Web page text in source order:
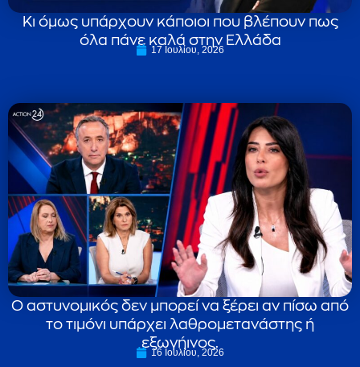
Κι όμως υπάρχουν κάποιοι που βλέπουν πως
όλα πάνε καλά στην Ελλάδα
17 Ιουλίου, 2026
Ο αστυνομικός δεν μπορεί να ξέρει αν πίσω από
το τιμόνι υπάρχει λαθρομετανάστης ή
εξωγήινος.
16 Ιουλίου, 2026